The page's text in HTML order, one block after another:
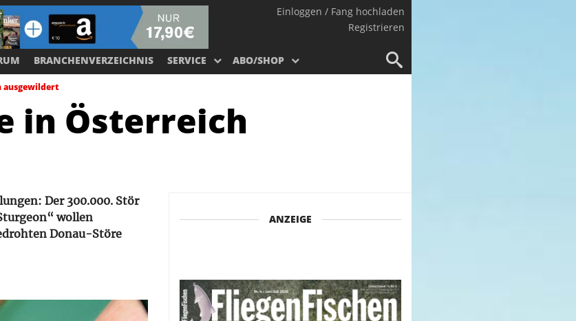
Einloggen / Fang hochladen
Registrieren
BRANCHENVERZEICHNIS SERVICE ABO/SHOP
ausgewildert
in Österreich
Der 300.000. Stör
wollen
Donau-Störe
ANZEIGE